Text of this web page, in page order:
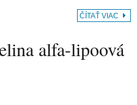
ČÍTAŤ VIAC
alfa-lipoová